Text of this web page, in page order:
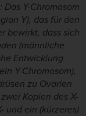
Y-Chromosom
Y), das für den
bewirkt, dass sich
(männliche
Entwicklung
Y-Chromosom),
zu Ovarien
Kopien des X-
und ein (kürzeres)